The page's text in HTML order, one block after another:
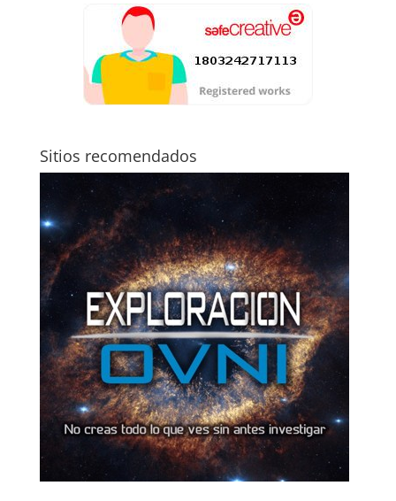
Sitios recomendados